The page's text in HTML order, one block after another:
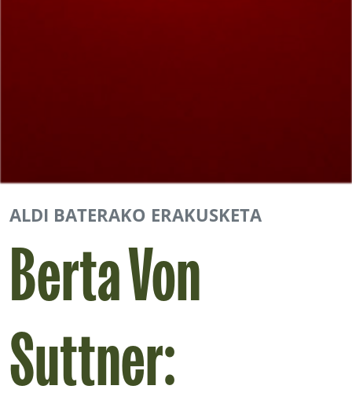
ALDI BATERAKO ERAKUSKETA
Berta Von
Suttner: